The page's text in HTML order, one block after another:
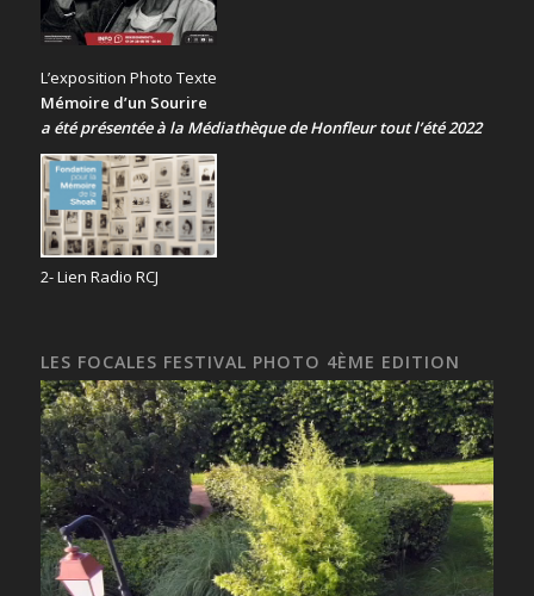
L’exposition Photo Texte
Mémoire d’un Sourire
a été présentéeà la Médiathèque de Honfleur tout l’été 2022
2- Lien Radio RCJ
LES FOCALES FESTIVAL PHOTO 4ÈME EDITION